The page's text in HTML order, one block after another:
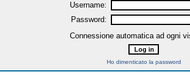
Username:
Password:
Connessione automatica ad ogni
Ho dimenticato la password